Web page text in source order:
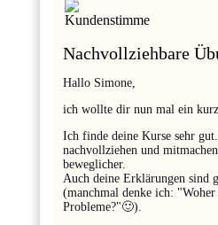
Nachvollziehbare
Hallo Simone,
ich wollte dir nun mal ein
Ich finde deine Kurse sehr
nachvollziehen und
beweglicher.
Auch deine Erklärungen sind
(manchmal denke ich:
Probleme?"🙂).